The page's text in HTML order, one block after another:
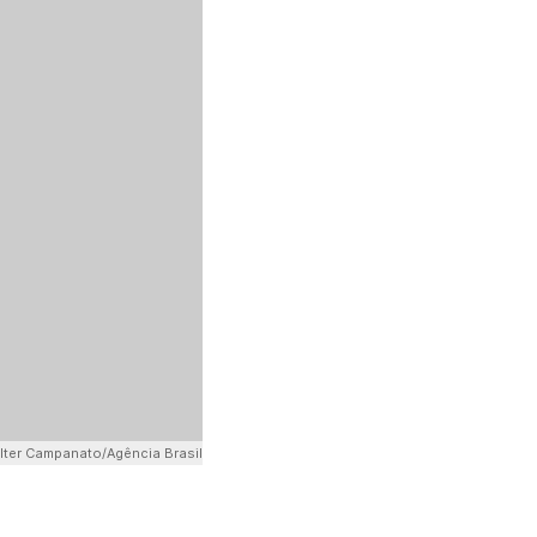
Campanato/Agência Brasil